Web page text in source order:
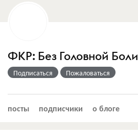
ФКР: Без Головной Боли
Подписаться Пожаловаться
посты подписчики о блоге